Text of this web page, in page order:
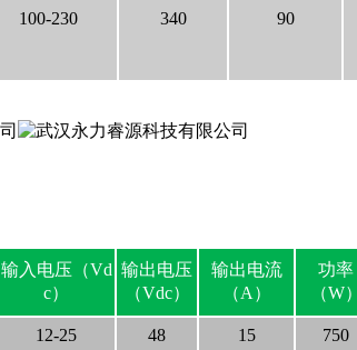
100-230 340 90
输入电压（Vd
c）
输出电压
（Vdc）
输出电流
（A）
功率
（W）
12-25 48 15 750